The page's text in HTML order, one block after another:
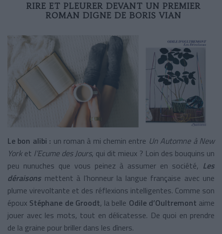
RIRE ET PLEURER DEVANT UN PREMIER
ROMAN DIGNE DE BORIS VIAN
Le bon alibi : un roman à mi chemin entre Un Automne à New
Yorket l’Ecume des Jours, qui dit mieux ? Loin des bouquins un
peu nunuches que vous peinez à assumer en société, Les
déraisons mettent à l’honneur la langue française avec une
plume virevoltante et des réflexions intelligentes. Comme son
époux Stéphane de Groodt, la belle Odile d’Oultremont aime
jouer avec les mots, tout en délicatesse. De quoi en prendre
de la graine pour briller dans les dîners.